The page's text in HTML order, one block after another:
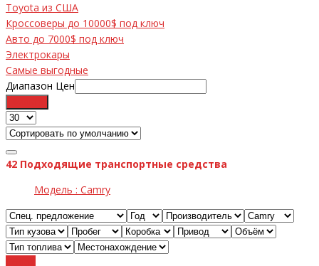
Toyota из США
Кроссоверы до 10000$ под ключ
Авто до 7000$ под ключ
Электрокары
Самые выгодные
Диапазон Цен
42 Подходящие транспортные средства
Модель : Camry